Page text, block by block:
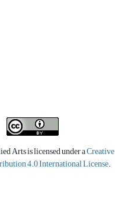
Arts is licensed under aCreative
4.0 International License.